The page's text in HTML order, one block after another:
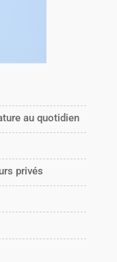
au quotidien
privés